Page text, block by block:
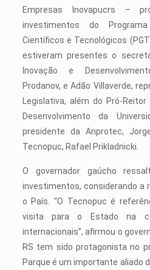
Empresas Inovapucrs –
investimentos do
Científicos e Tecnológicos
estiveram presentes o
Inovação e
Prodanov, e Adão Villaverde,
Legislativa, além do Pró-
Desenvolvimento da
presidente da Anprotec,
Tecnopuc, Rafael Prikladnicki.
O governador gaúcho
investimentos, considerando a
o País. “O Tecnopuc é
visita para o Estado na
internacionais”, afirmou o
RS tem sido protagonista no
Parque é um importante aliado